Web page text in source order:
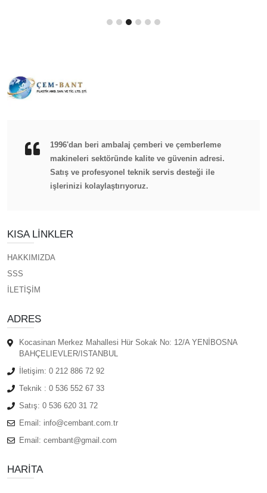
1996'dan beri ambalaj çemberi ve çemberleme
makineleri sektöründe kalite ve güvenin adresi.
Satış ve profesyonel teknik servis desteği ile
işlerinizi kolaylaştırıyoruz.
KISA LINKLER
HAKKIMIZDA
SSS
İLETİŞİM
ADRES
Kocasinan Merkez Mahallesi Hür Sokak No: 12/A YENİBOSNA
BAHÇELIEVLER/ISTANBUL
İletişim: 0 212 886 72 92
Teknik : 0 536 552 67 33
Satış: 0 536 620 31 72
Email: info@cembant.com.tr
Email: cembant@gmail.com
HARITA